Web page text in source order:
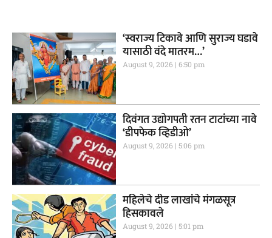
‘स्वराज्य टिकावे आणि सुराज्य घडावे
यासाठी वंदे मातरम…’
August 9, 2026 6:50 pm
दिवंगत उद्योगपती रतन टाटांच्या नावे
‘डीपफेक व्हिडीओ’
August 9, 2026 5:06 pm
महिलेचे दीड लाखांचे मंगळसूत्र
हिसकावले
August 9, 2026 5:01 pm